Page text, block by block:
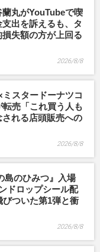
丸がYouTubeで喫
出を訴えるも、タ
失額の方が上回る
2026/8/8
スタードーナツコ
売「これ買う人も
れる店頭販売への
2026/8/8
島のひみつ』入場
ドロップシール配
ついた第1弾と衝
2026/8/8